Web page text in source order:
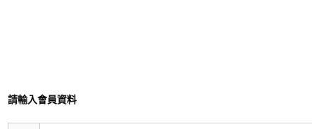
請輸入會員資料